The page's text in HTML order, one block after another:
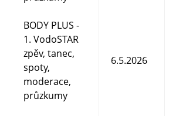
Voda, síla Země! :) + nominace VS
BODY PLUS -
1. VodoSTAR
zpěv, tanec,
spoty,
moderace,
průzkumy
6.5.2026